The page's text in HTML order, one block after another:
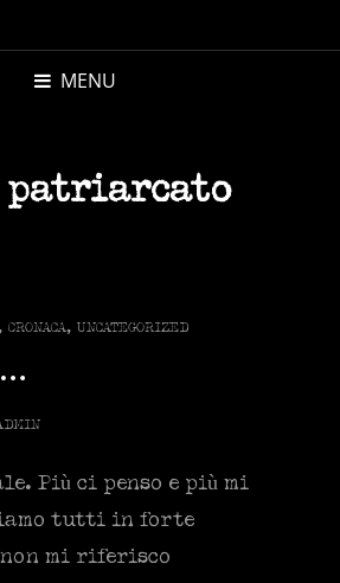
MENU
patriarcato
CRONACA, UNCATEGORIZED
Più ci penso e più mi
tutti in forte
mi riferisco